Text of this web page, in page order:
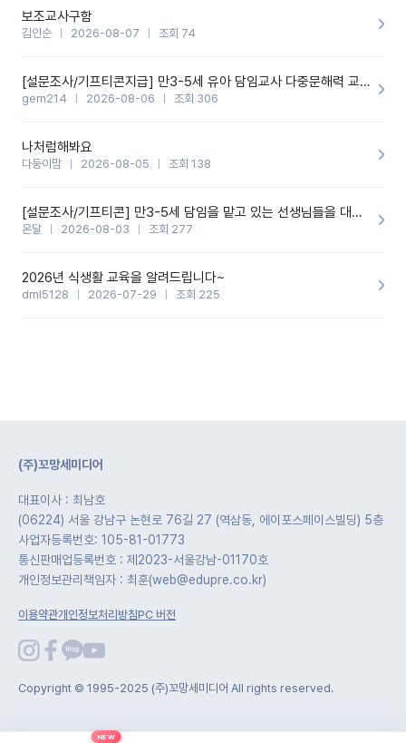
보조교사구함
김인순 2026-08-07 조회 74
[설문조사/기프티콘지급] 만3-5세 유아 담임교사 다중문해력 교육 증진을 위한 설문조사
gem214 2026-08-06 조회 306
나처럼해봐요
다둥이맘 2026-08-05 조회 138
[설문조사/기프티콘] 만3-5세 담임을 맡고 있는 선생님들을 대상으로 설문조사를 합니다!
온달 2026-08-03 조회 277
2026년 식생활 교육을 알려드립니다~
dml5128 2026-07-29 조회 225
(주)꼬망세미디어
대표이사 : 최남호
(06224) 서울 강남구 논현로 76길 27 (역삼동, 에이포스페이스빌딩) 5층
사업자등록번호: 105-81-01773
통신판매업등록번호 : 제2023-서울강남-01170호
개인정보관리책임자 : 최훈(web@edupre.co.kr)
이용약관개인정보처리방침PC 버전
Copyright © 1995-2025 (주)꼬망세미디어 All rights reserved.
NEW